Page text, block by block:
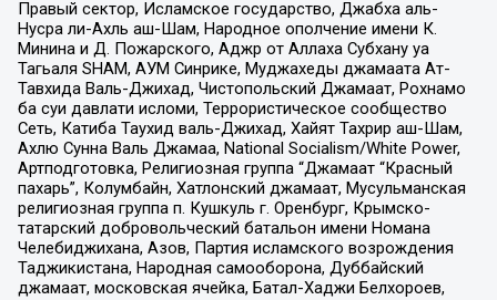
Правый сектор, Исламское государство, Джабха аль-
Нусра ли-Ахль аш-Шам, Народное ополчение имени К.
Минина и Д. Пожарского, Аджр от Аллаха Субхану уа
Тагьаля SHAM, АУМ Синрике, Муджахеды джамаата Ат-
Тавхида Валь-Джихад, Чистопольский Джамаат, Рохнамо
ба суи давлати исломи, Террористическое сообщество
Сеть, Катиба Таухид валь-Джихад, Хайят Тахрир аш-Шам,
Ахлю Сунна Валь Джамаа, National Socialism/White Power,
Артподготовка, Религиозная группа “Джамаат “Красный
пахарь”, Колумбайн, Хатлонский джамаат, Мусульманская
религиозная группа п. Кушкуль г. Оренбург, Крымско-
татарский добровольческий батальон имени Номана
Челебиджихана, Азов, Партия исламского возрождения
Таджикистана, Народная самооборона, Дуббайский
джамаат, московская ячейка, Батал-Хаджи Белхороев,